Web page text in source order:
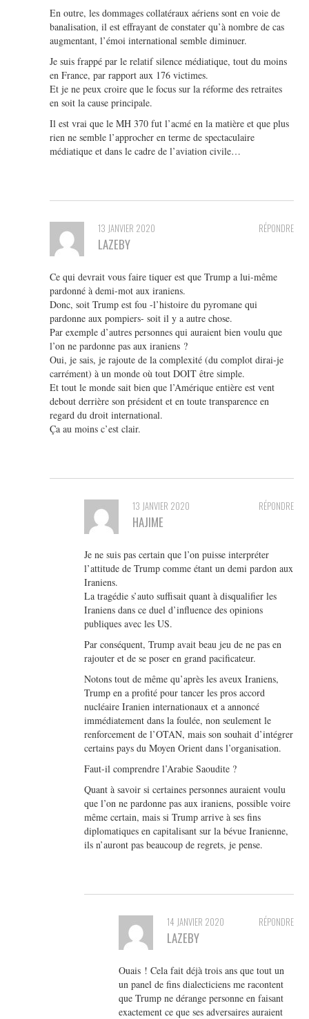
En outre, les dommages collatéraux aériens sont en voie de
banalisation, il est effrayant de constater qu’à nombre de cas
augmentant, l’émoi international semble diminuer.
Je suis frappé par le relatif silence médiatique, tout du moins
en France, par rapport aux 176 victimes.
Et je ne peux croire que le focus sur la réforme des retraites
en soit la cause principale.
Il est vrai que le MH 370 fut l’acmé en la matière et que plus
rien ne semble l’approcher en terme de spectaculaire
médiatique et dans le cadre de l’aviation civile…
RÉPONDRE
13 JANVIER 2020
LAZEBY
Ce qui devrait vous faire tiquer est que Trump a lui-même
pardonné à demi-mot aux iraniens.
Donc, soit Trump est fou -l’histoire du pyromane qui
pardonne aux pompiers- soit il y a autre chose.
Par exemple d’autres personnes qui auraient bien voulu que
l’on ne pardonne pas aux iraniens ?
Oui, je sais, je rajoute de la complexité (du complot dirai-je
carrément) à un monde où tout DOIT être simple.
Et tout le monde sait bien que l’Amérique entière est vent
debout derrière son président et en toute transparence en
regard du droit international.
Ça au moins c’est clair.
RÉPONDRE
13 JANVIER 2020
HAJIME
Je ne suis pas certain que l’on puisse interpréter
l’attitude de Trump comme étant un demi pardon aux
Iraniens.
La tragédie s’auto suffisait quant à disqualifier les
Iraniens dans ce duel d’influence des opinions
publiques avec les US.
Par conséquent, Trump avait beau jeu de ne pas en
rajouter et de se poser en grand pacificateur.
Notons tout de même qu’après les aveux Iraniens,
Trump en a profité pour tancer les pros accord
nucléaire Iranien internationaux et a annoncé
immédiatement dans la foulée, non seulement le
renforcement de l’OTAN, mais son souhait d’intégrer
certains pays du Moyen Orient dans l’organisation.
Faut-il comprendre l’Arabie Saoudite ?
Quant à savoir si certaines personnes auraient voulu
que l’on ne pardonne pas aux iraniens, possible voire
même certain, mais si Trump arrive à ses fins
diplomatiques en capitalisant sur la bévue Iranienne,
ils n’auront pas beaucoup de regrets, je pense.
RÉPONDRE
14 JANVIER 2020
LAZEBY
Ouais ! Cela fait déjà trois ans que tout un
un panel de fins dialecticiens me racontent
que Trump ne dérange personne en faisant
exactement ce que ses adversaires auraient